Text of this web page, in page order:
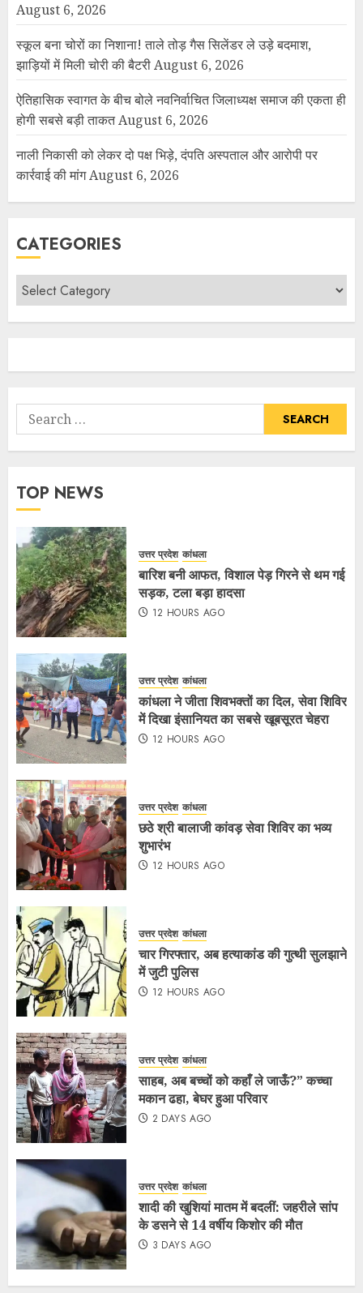
August 6, 2026
स्कूल बना चोरों का निशाना! ताले तोड़ गैस सिलेंडर ले उड़े बदमाश,
झाड़ियों में मिली चोरी की बैटरीAugust 6, 2026
ऐतिहासिक स्वागत के बीच बोले नवनिर्वाचित जिलाध्यक्ष समाज की एकता ही
होगी सबसे बड़ी ताकतAugust 6, 2026
नाली निकासी को लेकर दो पक्ष भिड़े, दंपति अस्पताल और आरोपी पर
कार्रवाई की मांगAugust 6, 2026
CATEGORIES
TOP NEWS
उत्तर प्रदेश कांधला
बारिश बनी आफत, विशाल पेड़ गिरने से थम गई
सड़क, टला बड़ा हादसा
12 HOURS AGO
उत्तर प्रदेश कांधला
कांधला ने जीता शिवभक्तों का दिल, सेवा शिविर
में दिखा इंसानियत का सबसे खूबसूरत चेहरा
12 HOURS AGO
उत्तर प्रदेश कांधला
छठे श्री बालाजी कांवड़ सेवा शिविर का भव्य
शुभारंभ
12 HOURS AGO
उत्तर प्रदेश कांधला
चार गिरफ्तार, अब हत्याकांड की गुत्थी सुलझाने
में जुटी पुलिस
12 HOURS AGO
उत्तर प्रदेश कांधला
साहब, अब बच्चों को कहाँ ले जाऊँ?” कच्चा
मकान ढहा, बेघर हुआ परिवार
2 DAYS AGO
उत्तर प्रदेश कांधला
शादी की खुशियां मातम में बदलीं: जहरीले सांप
के डसने से 14 वर्षीय किशोर की मौत
3 DAYS AGO